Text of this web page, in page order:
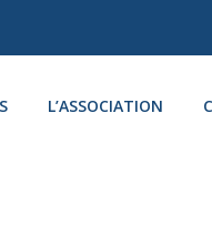
L’ASSOCIATION